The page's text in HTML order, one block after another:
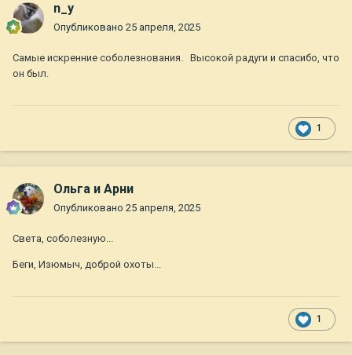
n_y
Опубликовано 25 апреля, 2025
Самые искренние соболезнования. Высокой радуги и спасибо, что
он был.
1
Ольга и Арни
Опубликовано 25 апреля, 2025
Света, соболезную...
Беги, Изюмыч, доброй охоты...
1